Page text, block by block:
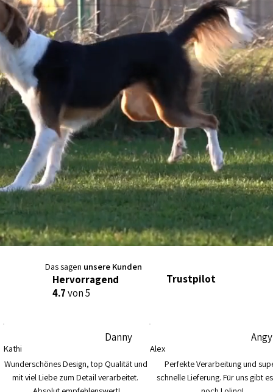
Das sagen unsere Kunden
Hervorragend
4.7von 5
Trustpilot
Kathi
Wunderschönes Design, top Qualität und
mit viel Liebe zum Detail verarbeitet.
Danny
Alex
Perfekte Verarbeitung und
schnelle Lieferung. Für uns gibt
Angy